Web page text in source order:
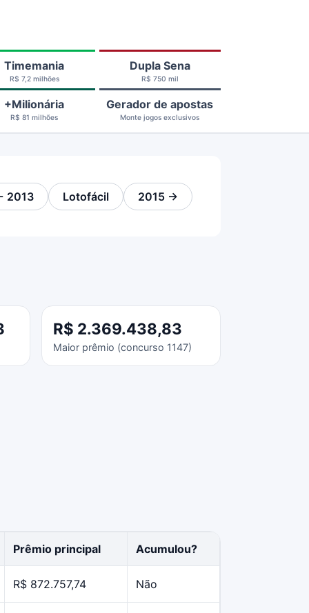
Timemania
R$ 7,2 milhões
Dupla Sena
R$ 750 mil
+Milionária
R$ 81 milhões
Gerador de apostas
Monte jogos exclusivos
2013 Lotofácil 2015 →
R$ 2.369.438,83
Maior prêmio (concurso 1147)
Prêmio principal Acumulou?
R$ 872.757,74 Não